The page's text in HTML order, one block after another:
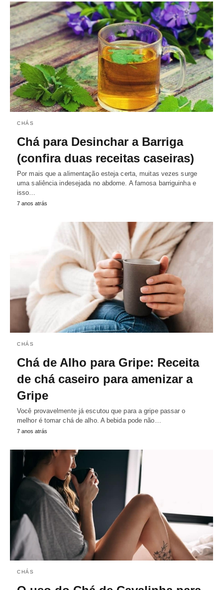
CHÁS
Chá para Desinchar a Barriga
(confira duas receitas caseiras)
Por mais que a alimentação esteja certa, muitas vezes surge
uma saliência indesejada no abdome. A famosa barriguinha e
isso…
7 anos atrás
CHÁS
Chá de Alho para Gripe: Receita
de chá caseiro para amenizar a
Gripe
Você provavelmente já escutou que para a gripe passar o
melhor é tomar chá de alho. A bebida pode não…
7 anos atrás
CHÁS